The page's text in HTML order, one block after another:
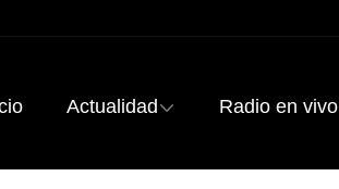
Actualidad Radio en vivo